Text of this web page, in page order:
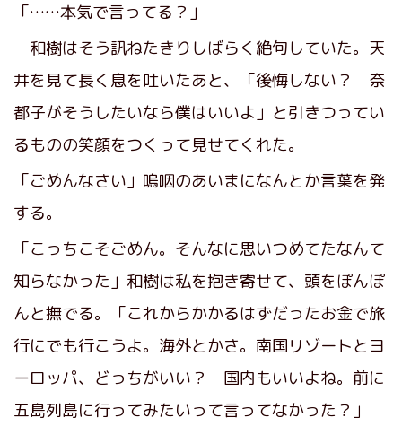
「……本気で言ってる？」
和樹はそう訊ねたきりしばらく絶句していた。天
井を見て長く息を吐いたあと、「後悔しない？ 奈
都子がそうしたいなら僕はいいよ」と引きつってい
るものの笑顔をつくって見せてくれた。
「ごめんなさい」嗚咽のあいまになんとか言葉を発
する。
「こっちこそごめん。そんなに思いつめてたなんて
知らなかった」和樹は私を抱き寄せて、頭をぽんぽ
んと撫でる。「これからかかるはずだったお金で旅
行にでも行こうよ。海外とかさ。南国リゾートとヨ
ーロッパ、どっちがいい？ 国内もいいよね。前に
五島列島に行ってみたいって言ってなかった？」